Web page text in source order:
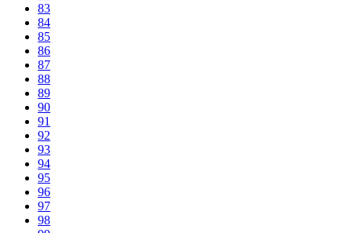
83
84
85
86
87
88
89
90
91
92
93
94
95
96
97
98